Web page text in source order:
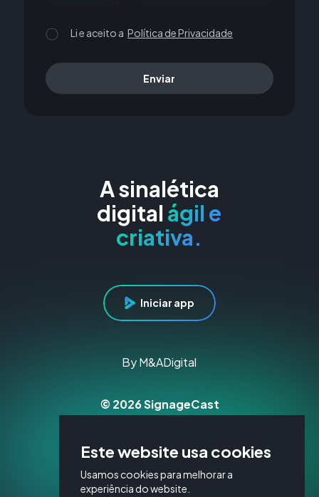
Este website usa cookies
Usamos cookies para melhorar a
experiência do website.
Li e aceito a Política de Privacidade
Enviar
A sinalética
digital ágil e
criativa.
Iniciar app
By M&ADigital
© 2026 SignageCast
Todos os direitos reservados
Política de Privacidade
Resolução Alternativa de Litígios